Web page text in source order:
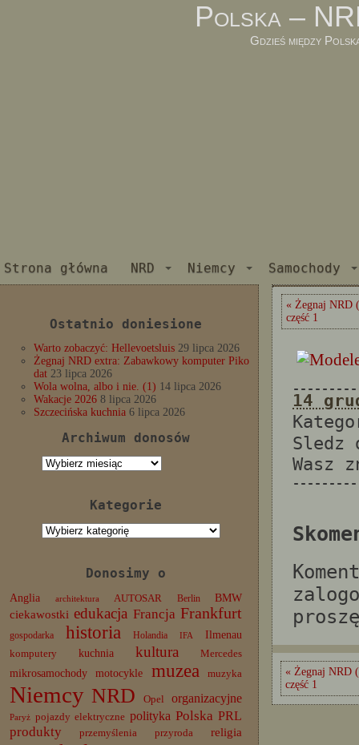
Polska –
Gdzieś między
Strona główna NRD Niemcy Samochody
Ostatnio doniesione
Warto zobaczyć: Hellevoetsluis 29 lipca 2026
Żegnaj NRD extra: Zabawkowy komputer Piko
dat 23 lipca 2026
Wola wolna, albo i nie. (1) 14 lipca 2026
Wakacje 2026 8 lipca 2026
Szczecińska kuchnia 6 lipca 2026
Archiwum donosów
Archiwum
Kategorie
Kategorie
Donosimy o
Anglia architektura AUTOSAR Berlin BMW
ciekawostki edukacja Francja Frankfurt
gospodarka historia Holandia IFA
Ilmenau
komputery
kuchnia kultura Mercedes
mikrosamochody motocykle muzea muzyka
Niemcy NRD Opel organizacyjne
Paryż pojazdy elektryczne polityka Polska PRL
produkty
przemyślenia przyroda religia
« Żegnaj NRD
część 1
14
Sledz
Wasz
« Żegnaj NRD
część 1